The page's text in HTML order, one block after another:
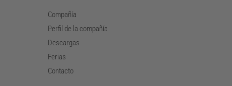
Compañía
Perfil de la compañía
Descargas
Ferias
Contacto